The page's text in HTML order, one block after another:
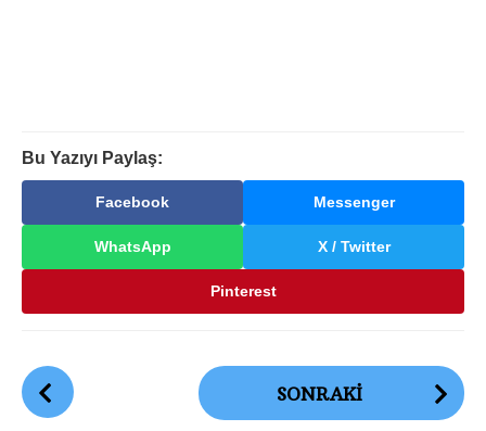
Bu Yazıyı Paylaş:
Facebook Messenger
WhatsApp X / Twitter
Pinterest
G
ö
SONRAKI